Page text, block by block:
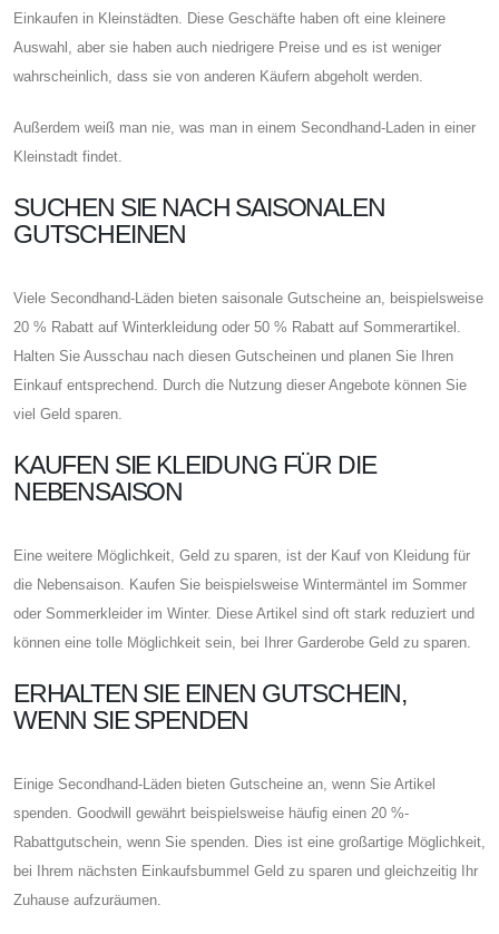
Einkaufen in Kleinstädten. Diese Geschäfte haben oft eine kleinere
Auswahl, aber sie haben auch niedrigere Preise und es ist weniger
wahrscheinlich, dass sie von anderen Käufern abgeholt werden.
Außerdem weiß man nie, was man in einem Secondhand-Laden in einer
Kleinstadt findet.
SUCHEN SIE NACH SAISONALEN
GUTSCHEINEN
Viele Secondhand-Läden bieten saisonale Gutscheine an, beispielsweise
20 % Rabatt auf Winterkleidung oder 50 % Rabatt auf Sommerartikel.
Halten Sie Ausschau nach diesen Gutscheinen und planen Sie Ihren
Einkauf entsprechend. Durch die Nutzung dieser Angebote können Sie
viel Geld sparen.
KAUFEN SIE KLEIDUNG FÜR DIE
NEBENSAISON
Eine weitere Möglichkeit, Geld zu sparen, ist der Kauf von Kleidung für
die Nebensaison. Kaufen Sie beispielsweise Wintermäntel im Sommer
oder Sommerkleider im Winter. Diese Artikel sind oft stark reduziert und
können eine tolle Möglichkeit sein, bei Ihrer Garderobe Geld zu sparen.
ERHALTEN SIE EINEN GUTSCHEIN,
WENN SIE SPENDEN
Einige Secondhand-Läden bieten Gutscheine an, wenn Sie Artikel
spenden. Goodwill gewährt beispielsweise häufig einen 20 %-
Rabattgutschein, wenn Sie spenden. Dies ist eine großartige Möglichkeit,
bei Ihrem nächsten Einkaufsbummel Geld zu sparen und gleichzeitig Ihr
Zuhause aufzuräumen.